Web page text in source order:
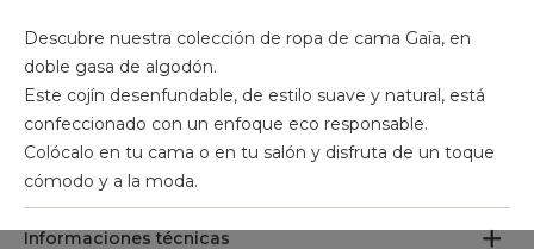
Descubre nuestra colección de ropa de cama Gaïa, en
doble gasa de algodón.
Este cojín desenfundable, de estilo suave y natural, está
confeccionado con un enfoque eco responsable.
Colócalo en tu cama o en tu salón y disfruta de un toque
cómodo y a la moda.
Informaciones técnicas